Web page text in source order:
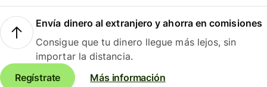
Envía dinero al extranjero y ahorra en comisiones
Consigue que tu dinero llegue más lejos, sin
importar la distancia.
Regístrate
Más información